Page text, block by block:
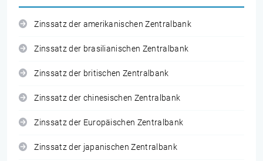
Zinssatz der amerikanischen Zentralbank
Zinssatz der brasilianischen Zentralbank
Zinssatz der britischen Zentralbank
Zinssatz der chinesischen Zentralbank
Zinssatz der Europäischen Zentralbank
Zinssatz der japanischen Zentralbank